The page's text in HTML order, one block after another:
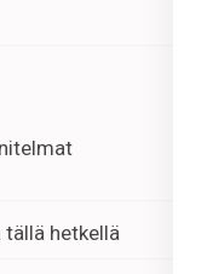
hetkellä